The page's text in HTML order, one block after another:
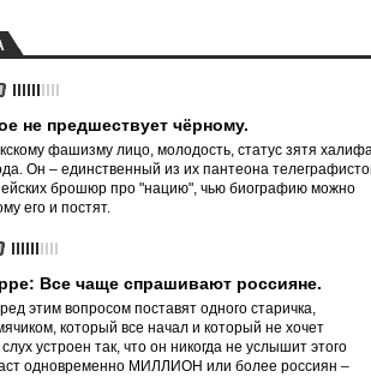
не предшествует чёрному.
фашизму лицо, молодость, статус зятя
Он – единственный из их пантеона
брошюр про "нацию", чью биографию можно
его и постят.
Все чаще спрашивают россияне.
этим вопросом поставят одного старичка,
который все начал и который не хочет
устроен так, что он никогда не услышит этого
одновременно МИЛЛИОН или более россиян –